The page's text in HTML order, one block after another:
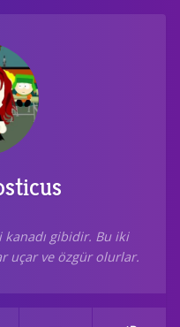
gibidir. Bu iki
uçar ve özgür olurlar.